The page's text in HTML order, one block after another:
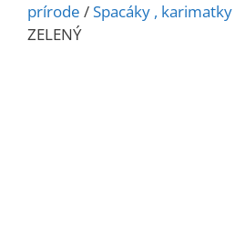
prírode /Spacáky , karimatky
ZELENÝ